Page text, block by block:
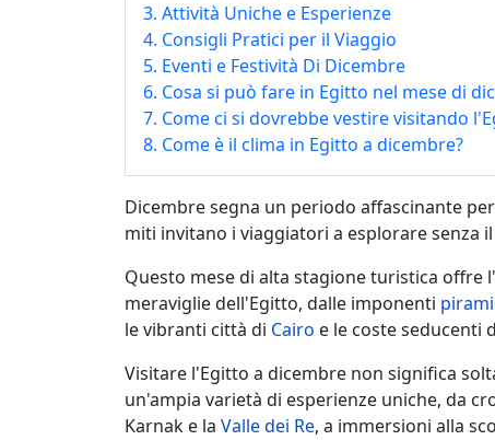
3. Attività Uniche e Esperienze
4. Consigli Pratici per il Viaggio
5. Eventi e Festività Di Dicembre
6. Cosa si può fare in Egitto nel mese di
7. Come ci si dovrebbe vestire visitando
8. Come è il clima in Egitto a dicembre?
Dicembre segna un periodo affascinante
miti invitano i viaggiatori a esplorare senza
Questo mese di alta stagione turistica
meraviglie dell'Egitto, dalle imponenti
le vibranti città di Cairo e le coste seducenti
Visitare l'Egitto a dicembre non significa
un'ampia varietà di esperienze uniche, da
Karnak e la Valle dei Re, a immersioni alla